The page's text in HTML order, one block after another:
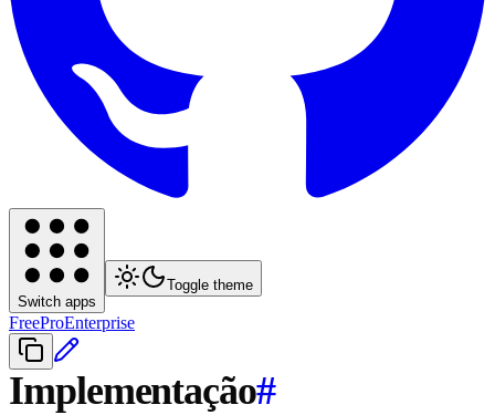
Switch apps
Toggle theme
FreeProEnterprise
Implementação#